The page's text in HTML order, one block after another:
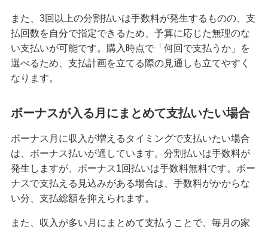
大学生もクレジットカードを申し込める！メリッ
トや選び方、おすすめの使い方を解説
クレジットカードを再発行する方法とは？流れや
注意点を解説
クレジットカードのリボ払いとは？仕組みやメリ
ット、注意点を分かりやすく解説
初めてのクレジットカードはどう選ぶ？申し込み
の手順や注意点も解説
クレジットカードのデメリットとは？安全に利用
また、3回以上の分割払いは手数料が発生するものの、支
払回数を自分で指定できるため、予算に応じた無理のな
い支払いが可能です。購入時点で「何回で支払うか」を
選べるため、支払計画を立てる際の見通しも立てやすく
なります。
ボーナスが入る月にまとめて支払いたい場合
ボーナス月に収入が増えるタイミングで支払いたい場合
は、ボーナス払いが適しています。分割払いは手数料が
発生しますが、ボーナス1回払いは手数料無料です。ボー
ナスで支払える見込みがある場合は、手数料がかからな
い分、支払総額を抑えられます。
また、収入が多い月にまとめて支払うことで、毎月の家